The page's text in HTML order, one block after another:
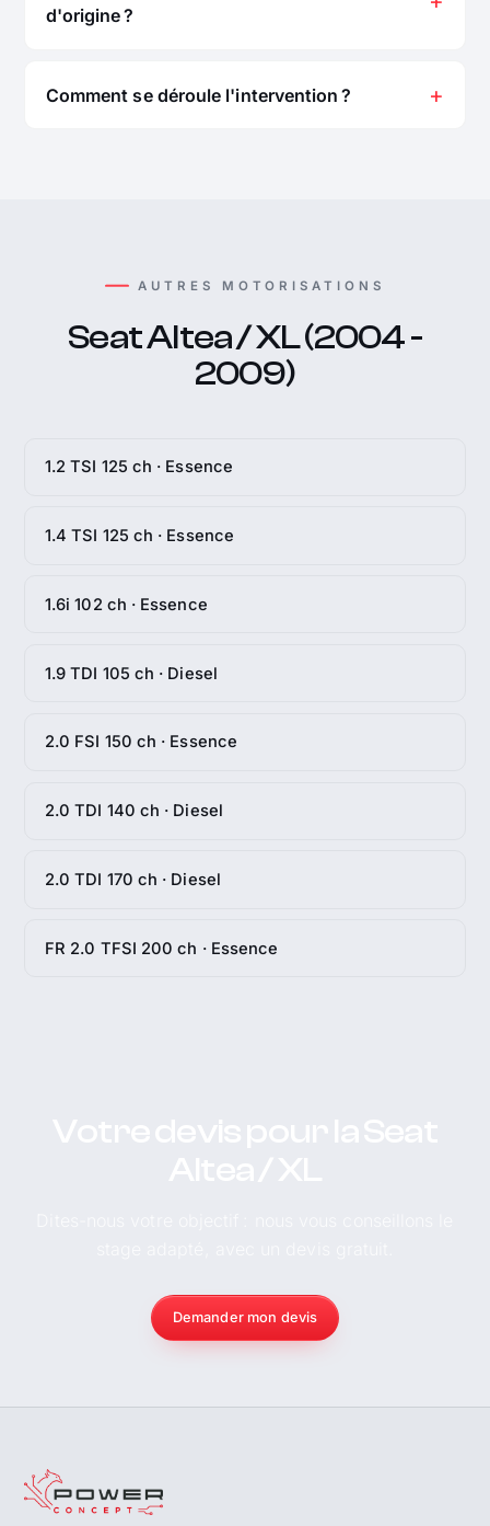
d'origine ?
Comment se déroule l'intervention ?
AUTRES MOTORISATIONS
Seat Altea / XL (2004 -
2009)
1.2 TSI 125 ch · Essence
1.4 TSI 125 ch · Essence
1.6i 102 ch · Essence
1.9 TDI 105 ch · Diesel
2.0 FSI 150 ch · Essence
2.0 TDI 140 ch · Diesel
2.0 TDI 170 ch · Diesel
FR 2.0 TFSI 200 ch · Essence
Demander mon devis